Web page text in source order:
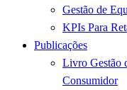
Gestão de
KPIs Para
Publicações
Livro Gestão
Consumidor